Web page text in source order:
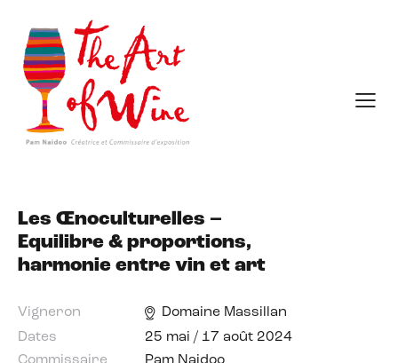
Les Œnoculturelles –
Equilibre & proportions,
harmonie entre vin et art
Vigneron
Domaine Massillan
Dates
25 mai / 17 août 2024
Commissaire
Pam Naidoo